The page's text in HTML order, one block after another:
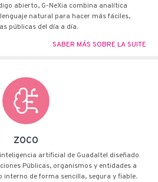
abierto, G-NeXia combina analítica
natural para hacer más fáciles,
públicas del día a día.
SABER MÁS SOBRE LA SUITE
ZOCO
artificial de Guadaltel diseñado
Públicas, organismos y entidades a
de forma sencilla, segura y fiable.